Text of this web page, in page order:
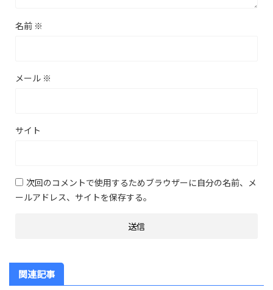
名前 ※
メール ※
サイト
次回のコメントで使用するためブラウザーに自分の名前、メ
ールアドレス、サイトを保存する。
関連記事